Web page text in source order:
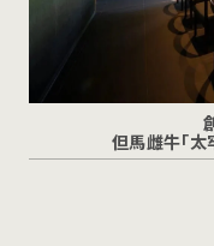
但馬雌牛「太